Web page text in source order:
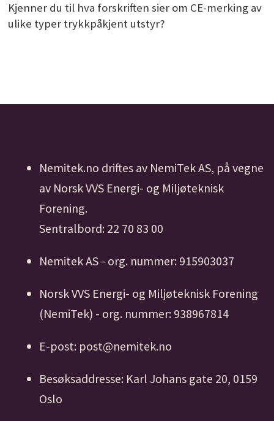
Kjenner du til hva forskriften sier om CE-merking av
ulike typer trykkpåkjent utstyr?
Nemitek.no driftes av NemiTek AS, på vegne
av Norsk VVS Energi- og Miljøteknisk
Forening.
Sentralbord: 22 70 83 00
Nemitek AS - org. nummer: 915903037
Norsk VVS Energi- og Miljøteknisk Forening
(NemiTek) - org. nummer: 938967814
E-post: post@nemitek.no
Besøksaddresse: Karl Johans gate 20, 0159
Oslo